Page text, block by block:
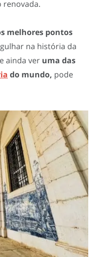
renovada.
melhores pontos
na história da
ainda ver uma das
do mundo, pode